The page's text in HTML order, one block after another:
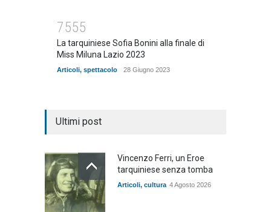
7555
La tarquiniese Sofia Bonini alla finale di
Miss Miluna Lazio 2023
Articoli, spettacolo 28 Giugno 2023
Ultimi post
Vincenzo Ferri, un Eroe
tarquiniese senza tomba
Articoli, cultura 4 Agosto 2026